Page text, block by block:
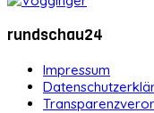
rundschau24
Impressum